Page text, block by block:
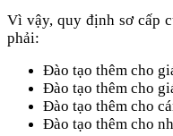
Vì vậy, quy định sơ cấp
phải:
Đào tạo thêm cho
Đào tạo thêm cho
Đào tạo thêm cho
Đào tạo thêm cho